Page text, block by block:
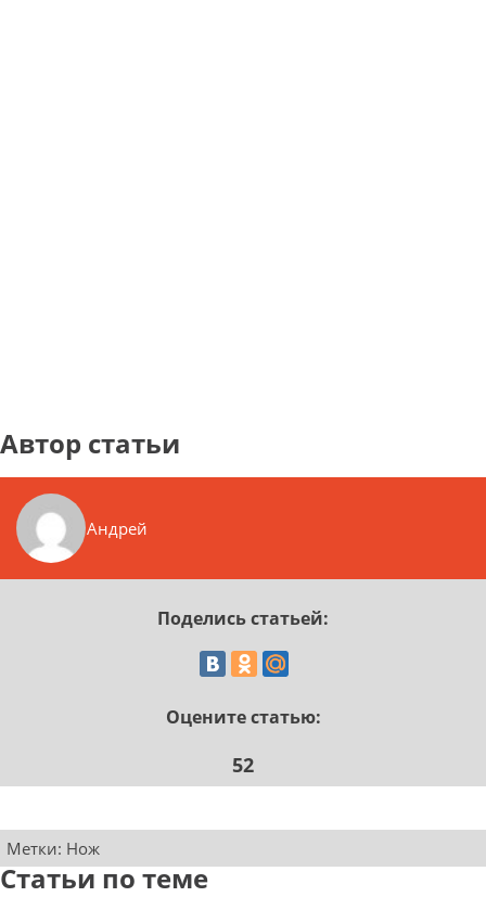
Автор статьи
Андрей
Поделись статьей:
Оцените статью:
52
Метки: Нож
Статьи по теме